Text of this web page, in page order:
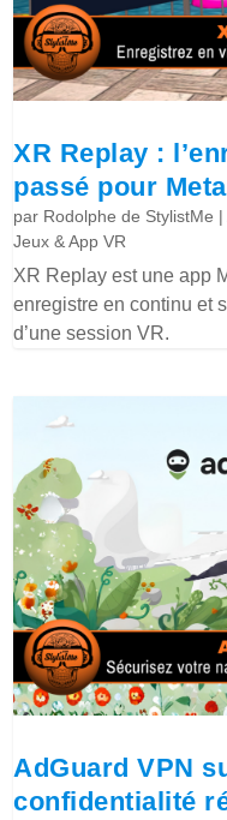
XR Replay :
passé pour
par Rodolphe de StylistMe |
Jeux & App VR
XR Replay est une app
enregistre en continu et
d’une session VR.
AdGuard VPN
confidentialité